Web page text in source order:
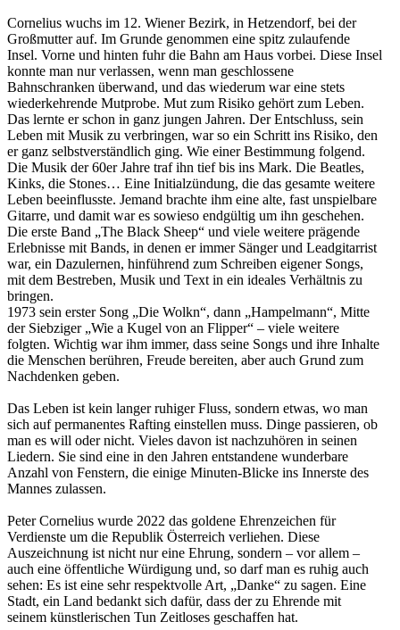
Cornelius wuchs im 12. Wiener Bezirk, in Hetzendorf, bei der
Großmutter auf. Im Grunde genommen eine spitz zulaufende
Insel. Vorne und hinten fuhr die Bahn am Haus vorbei. Diese Insel
konnte man nur verlassen, wenn man geschlossene
Bahnschranken überwand, und das wiederum war eine stets
wiederkehrende Mutprobe. Mut zum Risiko gehört zum Leben.
Das lernte er schon in ganz jungen Jahren. Der Entschluss, sein
Leben mit Musik zu verbringen, war so ein Schritt ins Risiko, den
er ganz selbstverständlich ging. Wie einer Bestimmung folgend.
Die Musik der 60er Jahre traf ihn tief bis ins Mark. Die Beatles,
Kinks, die Stones… Eine Initialzündung, die das gesamte weitere
Leben beeinflusste. Jemand brachte ihm eine alte, fast unspielbare
Gitarre, und damit war es sowieso endgültig um ihn geschehen.
Die erste Band „The Black Sheep“ und viele weitere prägende
Erlebnisse mit Bands, in denen er immer Sänger und Leadgitarrist
war, ein Dazulernen, hinführend zum Schreiben eigener Songs,
mit dem Bestreben, Musik und Text in ein ideales Verhältnis zu
bringen.
1973 sein erster Song „Die Wolkn“, dann „Hampelmann“, Mitte
der Siebziger „Wie a Kugel von an Flipper“ – viele weitere
folgten. Wichtig war ihm immer, dass seine Songs und ihre Inhalte
die Menschen berühren, Freude bereiten, aber auch Grund zum
Nachdenken geben.
Das Leben ist kein langer ruhiger Fluss, sondern etwas, wo man
sich auf permanentes Rafting einstellen muss. Dinge passieren, ob
man es will oder nicht. Vieles davon ist nachzuhören in seinen
Liedern. Sie sind eine in den Jahren entstandene wunderbare
Anzahl von Fenstern, die einige Minuten-Blicke ins Innerste des
Mannes zulassen.
Peter Cornelius wurde 2022 das goldene Ehrenzeichen für
Verdienste um die Republik Österreich verliehen. Diese
Auszeichnung ist nicht nur eine Ehrung, sondern – vor allem –
auch eine öffentliche Würdigung und, so darf man es ruhig auch
sehen: Es ist eine sehr respektvolle Art, „Danke“ zu sagen. Eine
Stadt, ein Land bedankt sich dafür, dass der zu Ehrende mit
seinem künstlerischen Tun Zeitloses geschaffen hat.